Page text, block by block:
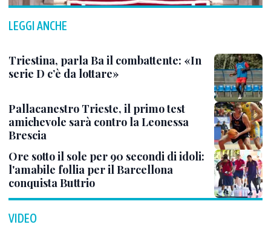
LEGGI ANCHE
Triestina, parla Ba il combattente: «In
serie D c’è da lottare»
Pallacanestro Trieste, il primo test
amichevole sarà contro la Leonessa
Brescia
Ore sotto il sole per 90 secondi di idoli:
l'amabile follia per il Barcellona
conquista Buttrio
VIDEO